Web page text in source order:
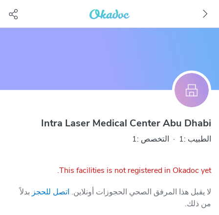
Intra Laser Medical Center Abu Dhabi
الطبيب :1 · التخصص :1
This facilities is not registered in Okadoc yet.
لا يقبل هذا المرفق الصحي الحجوزات أونلاين. اتصل للحجز بدلاً
من ذلك.